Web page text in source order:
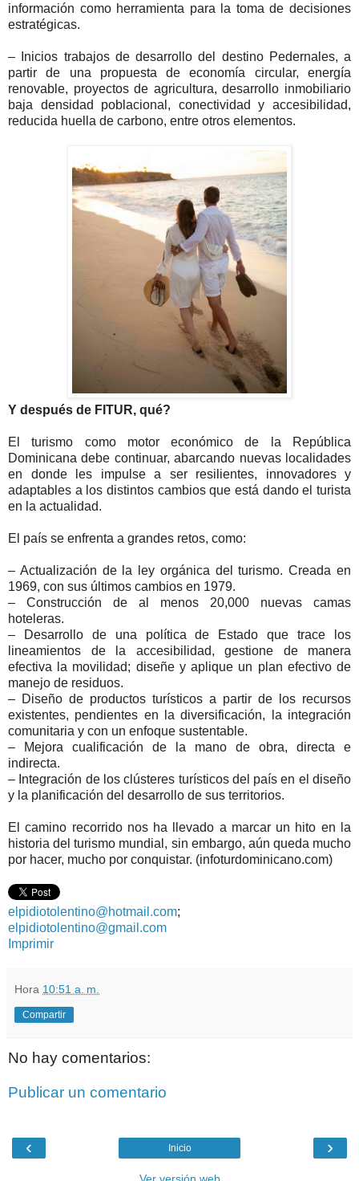
información como herramienta para la toma de decisiones
estratégicas.
– Inicios trabajos de desarrollo del destino Pedernales, a
partir de una propuesta de economía circular, energía
renovable, proyectos de agricultura, desarrollo inmobiliario
baja densidad poblacional, conectividad y accesibilidad,
reducida huella de carbono, entre otros elementos.
Y después de FITUR, qué?
El turismo como motor económico de la República
Dominicana debe continuar, abarcando nuevas localidades
en donde les impulse a ser resilientes, innovadores y
adaptables a los distintos cambios que está dando el turista
en la actualidad.
El país se enfrenta a grandes retos, como:
– Actualización de la ley orgánica del turismo. Creada en
1969, con sus últimos cambios en 1979.
– Construcción de al menos 20,000 nuevas camas
hoteleras.
– Desarrollo de una política de Estado que trace los
lineamientos de la accesibilidad, gestione de manera
efectiva la movilidad; diseñe y aplique un plan efectivo de
manejo de residuos.
– Diseño de productos turísticos a partir de los recursos
existentes, pendientes en la diversificación, la integración
comunitaria y con un enfoque sustentable.
– Mejora cualificación de la mano de obra, directa e
indirecta.
– Integración de los clústeres turísticos del país en el diseño
y la planificación del desarrollo de sus territorios.
El camino recorrido nos ha llevado a marcar un hito en la
historia del turismo mundial, sin embargo, aún queda mucho
por hacer, mucho por conquistar. (infoturdominicano.com)
elpidiotolentino@hotmail.com;
elpidiotolentino@gmail.com
Imprimir
Hora 10:51 a. m.
Compartir
No hay comentarios:
Publicar un comentario
‹ ›
Inicio
Ver versión web